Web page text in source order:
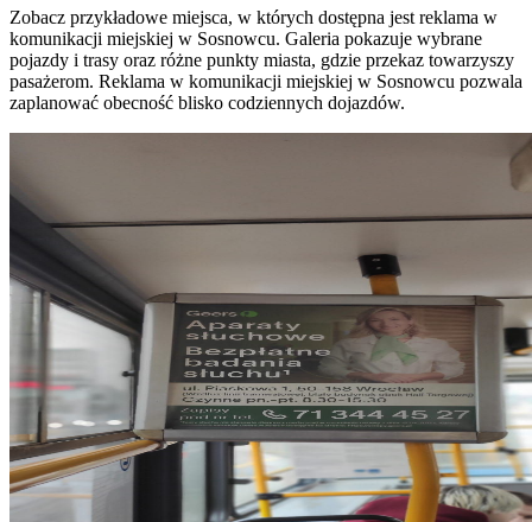
Zobacz przykładowe miejsca, w których dostępna jest reklama w
komunikacji miejskiej w Sosnowcu. Galeria pokazuje wybrane
pojazdy i trasy oraz różne punkty miasta, gdzie przekaz towarzyszy
pasażerom. Reklama w komunikacji miejskiej w Sosnowcu pozwala
zaplanować obecność blisko codziennych dojazdów.